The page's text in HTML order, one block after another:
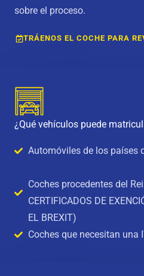
sobre el proceso.
TRÁENOS EL COCHE PARA
¿Qué vehículos puede
Automóviles de los países
Coches procedentes del
CERTIFICADOS DE
EL BREXIT)
Coches que necesitan una